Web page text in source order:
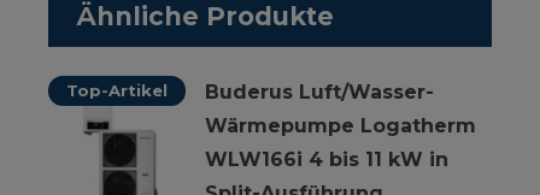
Ähnliche Produkte
Top-Artikel
Buderus Luft/Wasser-
Wärmepumpe Logatherm
WLW166i 4 bis 11 kW in